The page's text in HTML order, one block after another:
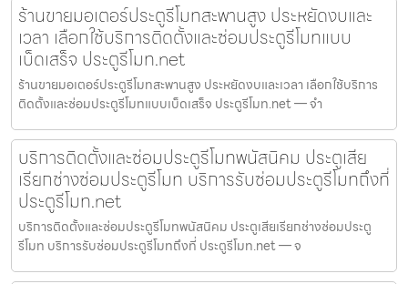
ร้านขายมอเตอร์ประตูรีโมทสะพานสูง ประหยัดงบและ
เวลา เลือกใช้บริการติดตั้งและซ่อมประตูรีโมทแบบ
เบ็ดเสร็จ ประตูรีโมท.net
ร้านขายมอเตอร์ประตูรีโมทสะพานสูง ประหยัดงบและเวลา เลือกใช้บริการ
ติดตั้งและซ่อมประตูรีโมทแบบเบ็ดเสร็จ ประตูรีโมท.net — จำ
บริการติดตั้งและซ่อมประตูรีโมทพนัสนิคม ประตูเสีย
เรียกช่างซ่อมประตูรีโมท บริการรับซ่อมประตูรีโมทถึงที่
ประตูรีโมท.net
บริการติดตั้งและซ่อมประตูรีโมทพนัสนิคม ประตูเสียเรียกช่างซ่อมประตู
รีโมท บริการรับซ่อมประตูรีโมทถึงที่ ประตูรีโมท.net — จ